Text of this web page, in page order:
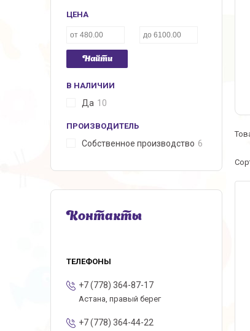
ЦЕНА
Найти
В НАЛИЧИИ
Да 10
ПРОИЗВОДИТЕЛЬ
Собственное производство 6
Контакты
+7 (778) 364-87-17
Астана, правый берег
+7 (778) 364-44-22